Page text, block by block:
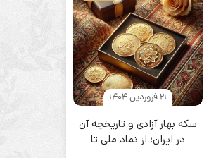
21 فروردین 1404
سکه بهار آزادی و تاریخچه آن
در ایران؛ از نماد ملی تا